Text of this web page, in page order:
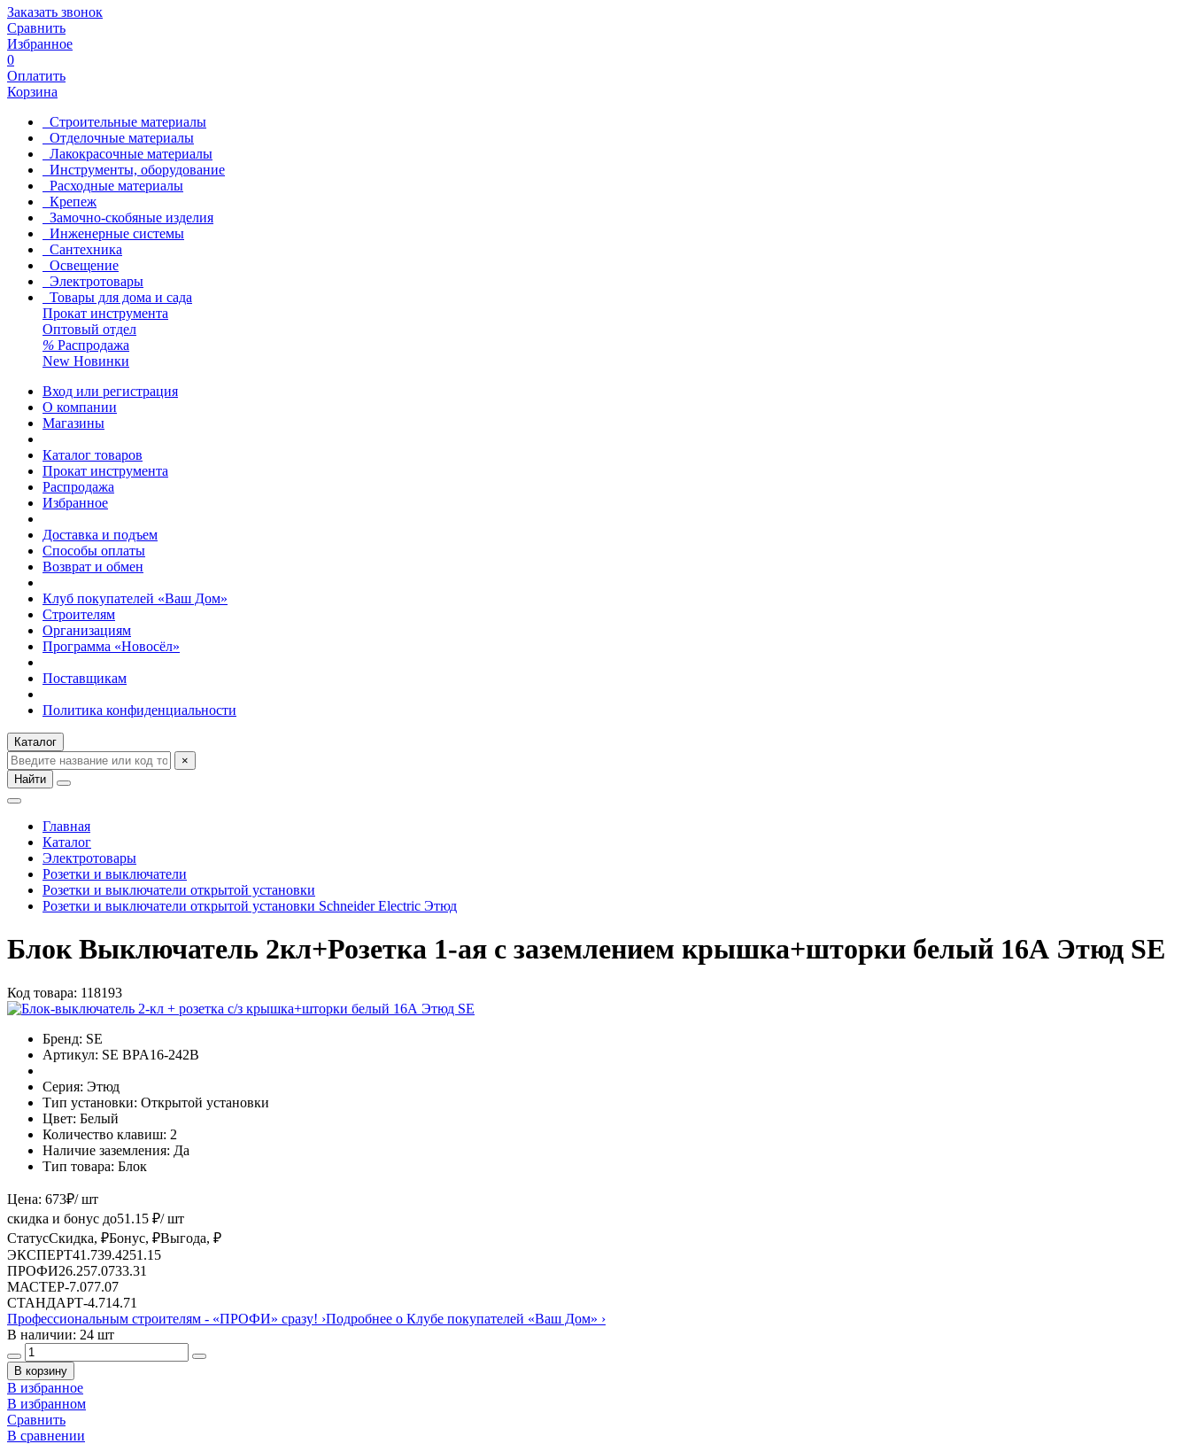
Заказать звонок
Сравнить
Избранное
0
Оплатить
Корзина
Строительные материалы
Отделочные материалы
Лакокрасочные материалы
Инструменты, оборудование
Расходные материалы
Крепеж
Замочно-скобяные изделия
Инженерные системы
Сантехника
Освещение
Электротовары
Товары для дома и сада
Прокат инструмента
Оптовый отдел
% Распродажа
New Новинки
Вход или регистрация
О компании
Магазины
Каталог товаров
Прокат инструмента
Распродажа
Избранное
Доставка и подъем
Способы оплаты
Возврат и обмен
Клуб покупателей «Ваш Дом»
Строителям
Организациям
Программа «Новосёл»
Поставщикам
Политика конфиденциальности
Каталог
×
Найти
Главная
Каталог
Электротовары
Розетки и выключатели
Розетки и выключатели открытой установки
Розетки и выключатели открытой установки Schneider Electric Этюд
Блок Выключатель 2кл+Розетка 1-ая с заземлением крышка+шторки белый 16А Этюд SE
Код товара: 118193
Бренд: SE
Артикул: SE BPA16-242B
Серия: Этюд
Тип установки: Открытой установки
Цвет: Белый
Количество клавиш: 2
Наличие заземления: Да
Тип товара: Блок
Цена: 673₽/ шт
скидка и бонус до51.15 ₽/ шт
СтатусСкидка, ₽Бонус, ₽Выгода, ₽
ЭКСПЕРТ41.739.4251.15
ПРОФИ26.257.0733.31
МАСТЕР-7.077.07
СТАНДАРТ-4.714.71
Профессиональным строителям - «ПРОФИ» сразу! ›Подробнее о Клубе покупателей «Ваш Дом» ›
В наличии: 24 шт
В корзину
В избранное
В избранном
Сравнить
В сравнении